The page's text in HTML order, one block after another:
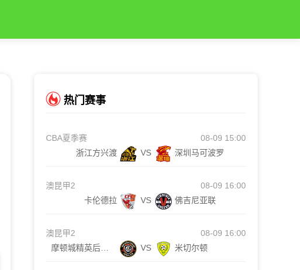
热门赛事
CBA夏季赛
08-09 15:00
浙江方兴渡
VS 深圳马可波罗
澳昆甲2
08-09 16:00
卡伦德拉
VS 佛吉尼亚联
澳昆甲2
08-09 16:00
VS 米切尔顿